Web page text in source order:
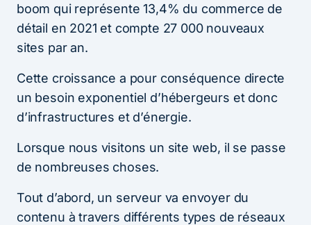
boom qui représente 13,4% du commerce de
détail en 2021 et compte 27 000 nouveaux
sites par an.
Cette croissance a pour conséquence directe
un besoin exponentiel d’hébergeurs et donc
d’infrastructures et d’énergie.
Lorsque nous visitons un site web, il se passe
de nombreuses choses.
Tout d’abord, un serveur va envoyer du
contenu à travers différents types de réseaux